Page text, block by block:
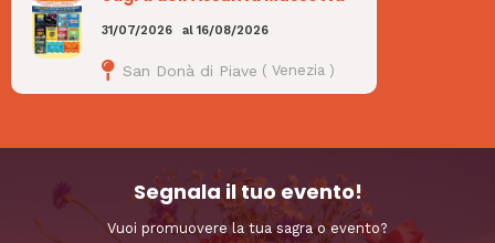
31/07/2026 al 16/08/2026
San Donà di Piave ( Venezia)
Segnala il tuo evento!
Vuoi promuovere la tua sagra o evento?